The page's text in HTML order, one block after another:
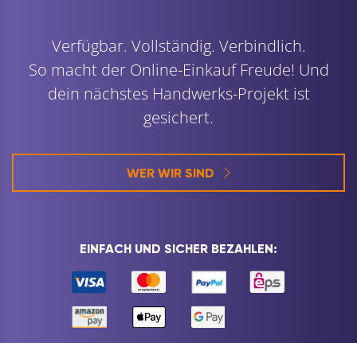
Verfügbar. Vollständig. Verbindlich.
So macht der Online-Einkauf Freude! Und
dein nächstes Handwerks-Projekt ist
gesichert.
WER WIR SIND
EINFACH UND SICHER BEZAHLEN: